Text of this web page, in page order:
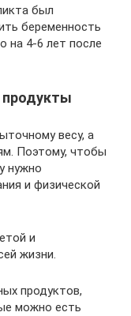
был
беременность
на 4-6 лет после
весу, а
Поэтому, чтобы
нужно
и физической
и
жизни.
продуктов,
можно есть